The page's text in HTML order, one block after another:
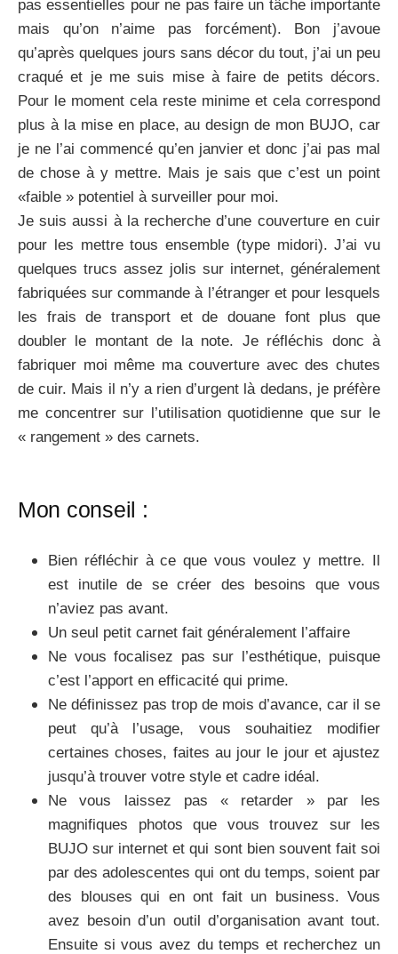
pas essentielles pour ne pas faire un tâche importante
mais qu’on n’aime pas forcément). Bon j’avoue
qu’après quelques jours sans décor du tout, j’ai un peu
craqué et je me suis mise à faire de petits décors.
Pour le moment cela reste minime et cela correspond
plus à la mise en place, au design de mon BUJO, car
je ne l’ai commencé qu’en janvier et donc j’ai pas mal
de chose à y mettre. Mais je sais que c’est un point
«faible » potentiel à surveiller pour moi.
Je suis aussi à la recherche d’une couverture en cuir
pour les mettre tous ensemble (type midori). J’ai vu
quelques trucs assez jolis sur internet, généralement
fabriquées sur commande à l’étranger et pour lesquels
les frais de transport et de douane font plus que
doubler le montant de la note. Je réfléchis donc à
fabriquer moi même ma couverture avec des chutes
de cuir. Mais il n’y a rien d’urgent là dedans, je préfère
me concentrer sur l’utilisation quotidienne que sur le
« rangement » des carnets.
Mon conseil :
Bien réfléchir à ce que vous voulez y mettre. Il
est inutile de se créer des besoins que vous
n’aviez pas avant.
Un seul petit carnet fait généralement l’affaire
Ne vous focalisez pas sur l’esthétique, puisque
c’est l’apport en efficacité qui prime.
Ne définissez pas trop de mois d’avance, car il se
peut qu’à l’usage, vous souhaitiez modifier
certaines choses, faites au jour le jour et ajustez
jusqu’à trouver votre style et cadre idéal.
Ne vous laissez pas « retarder » par les
magnifiques photos que vous trouvez sur les
BUJO sur internet et qui sont bien souvent fait soi
par des adolescentes qui ont du temps, soient par
des blouses qui en ont fait un business. Vous
avez besoin d’un outil d’organisation avant tout.
Ensuite si vous avez du temps et recherchez un